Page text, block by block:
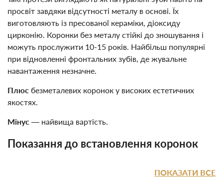
просвіт завдяки відсутності металу в основі. Їх
виготовляють із пресованої кераміки, діоксиду
цирконію. Коронки без металу стійкі до зношування і
можуть прослужити 10-15 років. Найбільш популярні
при відновленні фронтальних зубів, де жувальне
навантаження незначне.
Плюс безметалевих коронок у високих естетичних
якостях.
Мінус — найвища вартість.
Показання до встановлення коронок
ПОКАЗАТИ ВСЕ